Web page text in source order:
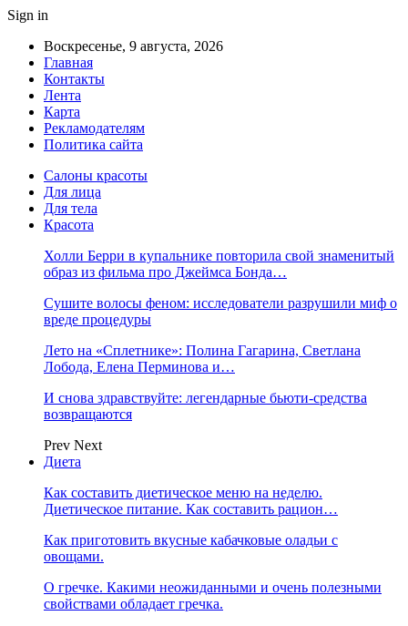
Sign in
Воскресенье, 9 августа, 2026
Главная
Контакты
Лента
Карта
Рекламодателям
Политика сайта
Салоны красоты
Для лица
Для тела
Красота
Холли Берри в купальнике повторила свой знаменитый
образ из фильма про Джеймса Бонда…
Сушите волосы феном: исследователи разрушили миф о
вреде процедуры
Лето на «Сплетнике»: Полина Гагарина, Светлана
Лобода, Елена Перминова и…
И снова здравствуйте: легендарные бьюти-средства
возвращаются
Prev Next
Диета
Как составить диетическое меню на неделю.
Диетическое питание. Как составить рацион…
Как приготовить вкусные кабачковые оладьи с
овощами.
О гречке. Какими неожиданными и очень полезными
свойствами обладает гречка.